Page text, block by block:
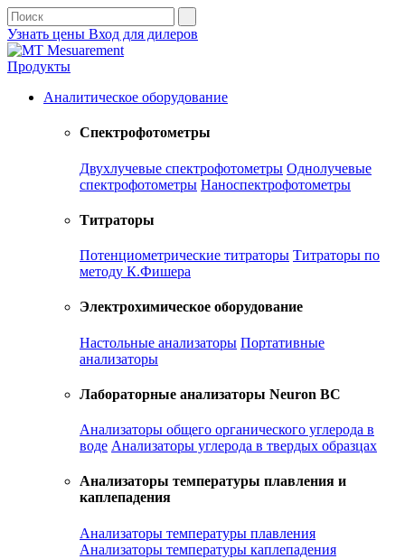
Узнать цены Вход для дилеров
Продукты
Аналитическое оборудование
Спектрофотометры
Двухлучевые спектрофотометры Однолучевые
спектрофотометры Наноспектрофотометры
Титраторы
Потенциометрические титраторы Титраторы по
методу К.Фишера
Электрохимическое оборудование
Настольные анализаторы Портативные
анализаторы
Лабораторные анализаторы Neuron BC
Анализаторы общего органического углерода в
воде Анализаторы углерода в твердых образцах
Анализаторы температуры плавления и
каплепадения
Анализаторы температуры плавления
Анализаторы температуры каплепадения